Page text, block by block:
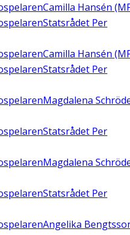
Camilla Hansén
Statsrådet Per
Camilla Hansén
Statsrådet Per
Magdalena
Statsrådet Per
Magdalena
Statsrådet Per
Angelika